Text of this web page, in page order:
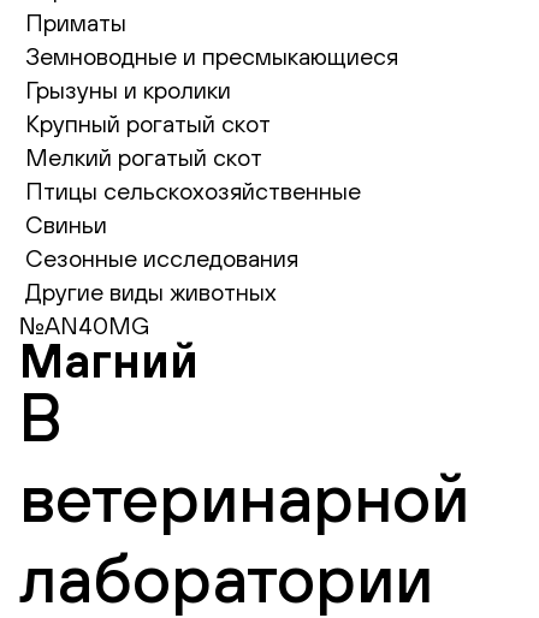
Приматы
Земноводные и пресмыкающиеся
Грызуны и кролики
Крупный рогатый скот
Мелкий рогатый скот
Птицы сельскохозяйственные
Свиньи
Сезонные исследования
Другие виды животных
№AN40MG
Магний
В
ветеринарной
лаборатории